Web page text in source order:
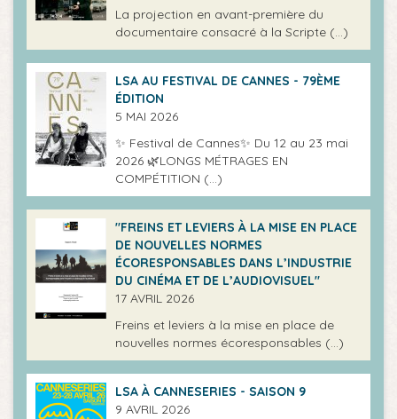
La projection en avant-première du
documentaire consacré à la Scripte (…)
LSA AU FESTIVAL DE CANNES - 79ÈME
ÉDITION
5 MAI 2026
✨ Festival de Cannes✨ Du 12 au 23 mai
2026 🌿LONGS MÉTRAGES EN
COMPÉTITION (…)
"FREINS ET LEVIERS À LA MISE EN PLACE
DE NOUVELLES NORMES
ÉCORESPONSABLES DANS L’INDUSTRIE
DU CINÉMA ET DE L’AUDIOVISUEL"
17 AVRIL 2026
Freins et leviers à la mise en place de
nouvelles normes écoresponsables (…)
LSA À CANNESERIES - SAISON 9
9 AVRIL 2026